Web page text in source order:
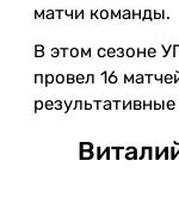
матчи команды.
В этом сезоне
провел 16